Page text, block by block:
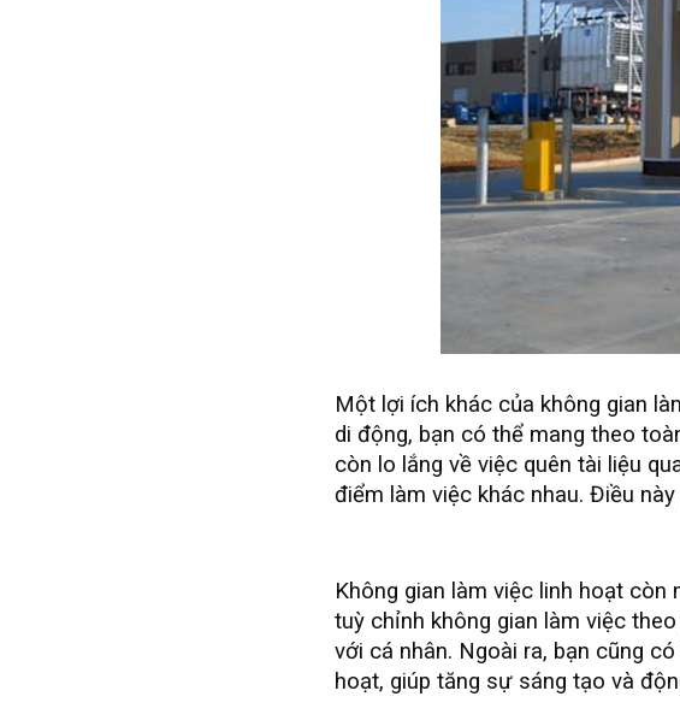
Một lợi ích khác của không gian
di động, bạn có thể mang theo
còn lo lắng về việc quên tài liệu
điểm làm việc khác nhau. Điều
Không gian làm việc linh hoạt
tuỳ chỉnh không gian làm việc
với cá nhân. Ngoài ra, bạn cũng
hoạt, giúp tăng sự sáng tạo và